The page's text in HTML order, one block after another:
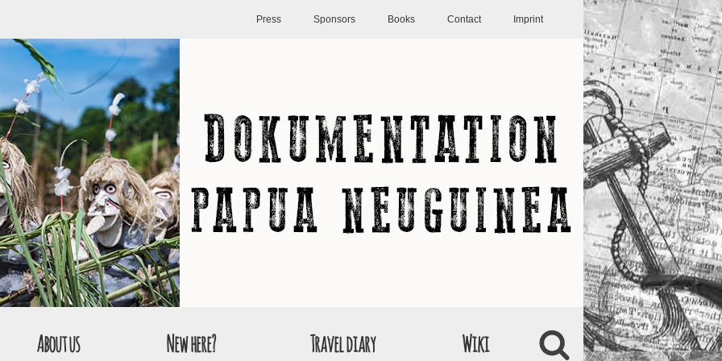
Press Sponsors Books Contact Imprint
About us New here? Travel diary Wiki